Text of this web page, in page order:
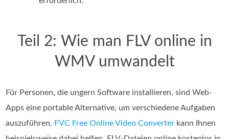
Teil 2: Wie man FLV online in
WMV umwandelt
Für Personen, die ungern Software installieren, sind Web-
Apps eine portable Alternative, um verschiedene Aufgaben
auszuführen. FVC Free Online Video Converter kann Ihnen